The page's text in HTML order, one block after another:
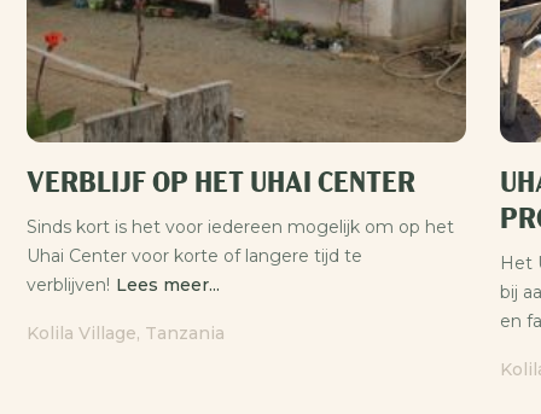
VERBLIJF OP HET UHAI CENTER
Sinds kort is het voor iedereen mogelijk om op het
Uhai Center voor korte of langere tijd te
verblijven! Lees meer...
Kolila Village, Tanzania
Het
bij
en